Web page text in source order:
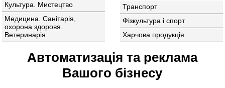
Культура. Мистецтво
Медицина. Санiтарiя,
охорона здоровя.
Ветеринарія
Транспорт
Фізкультура і спорт
Харчова продукція
Автоматизація та реклама
Вашого бізнесу